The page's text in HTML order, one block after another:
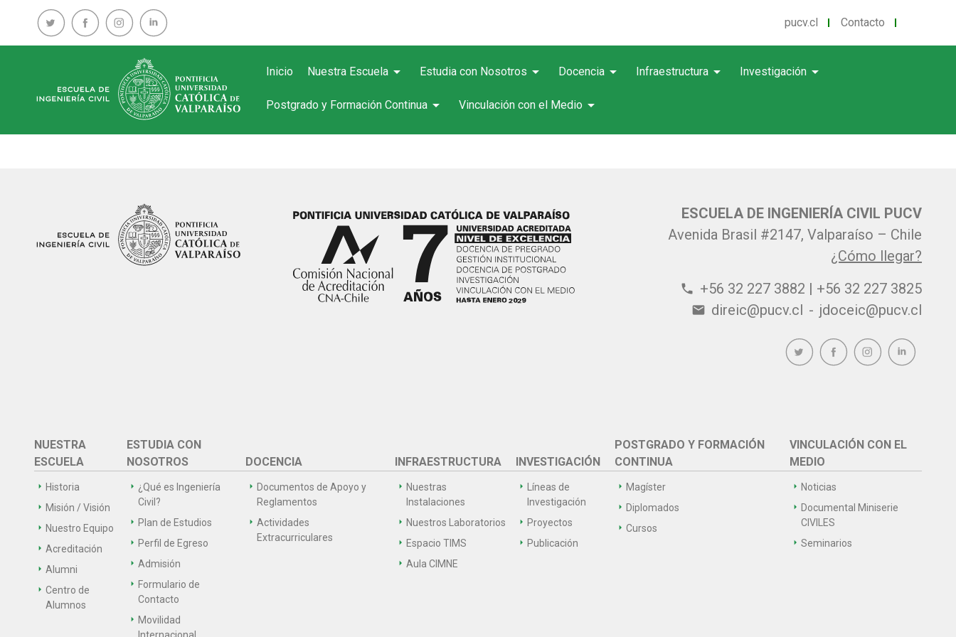
pucv.cl Contacto
Inicio Nuestra Escuela arrow_drop_down Estudia con Nosotros arrow_drop_down Docencia arrow_drop_down Infraestructura arrow_drop_down Investigación arrow_drop_down
Postgrado y Formación Continua arrow_drop_down Vinculación con el Medio arrow_drop_down
ESCUELA DE INGENIERÍA CIVIL PUCV
Avenida Brasil #2147, Valparaíso – Chile
¿Cómo llegar?
phone +56 32 227 3882 | +56 32 227 3825
email direic@pucv.cl - jdoceic@pucv.cl
NUESTRA
ESCUELA
Historia
Misión / Visión
Nuestro Equipo
Acreditación
Alumni
Centro de
Alumnos
ESTUDIA CON
NOSOTROS
¿Qué es Ingeniería
Civil?
Plan de Estudios
Perfil de Egreso
Admisión
Formulario de
Contacto
Movilidad
DOCENCIA
Documentos de Apoyo y
Reglamentos
Actividades
Extracurriculares
INFRAESTRUCTURA
Nuestras
Instalaciones
Nuestros Laboratorios
Espacio TIMS
Aula CIMNE
INVESTIGACIÓN
Líneas de
Investigación
Proyectos
Publicación
POSTGRADO Y FORMACIÓN
CONTINUA
Magíster
Diplomados
Cursos
VINCULACIÓN CON EL
MEDIO
Noticias
Documental Miniserie
CIVILES
Seminarios